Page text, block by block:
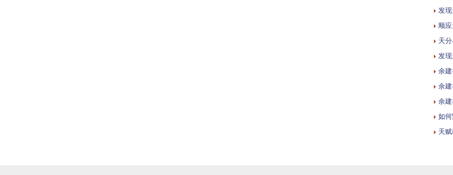
发
顺
天
发
余
余
余
如
天